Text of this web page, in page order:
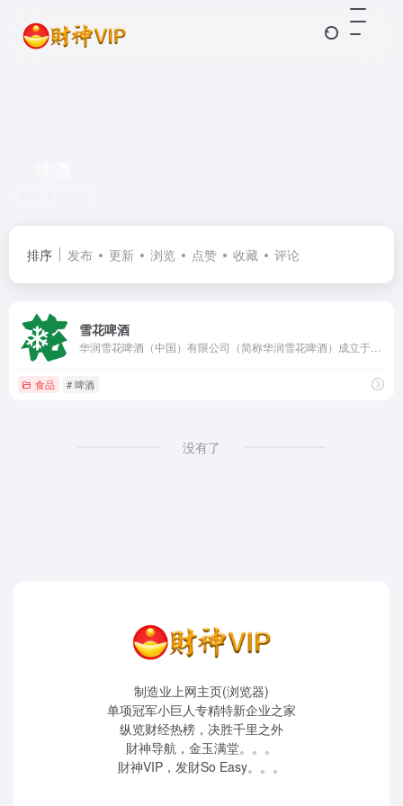
排序 发布 更新 浏览 点赞 收藏 评论
雪花啤酒
食品 # 啤酒
没有了
制造业上网主页(浏览器)
单项冠军小巨人专精特新企业之家
纵览财经热榜，决胜千里之外
財神导航，金玉满堂。。。
財神VIP，发財So Easy。。。